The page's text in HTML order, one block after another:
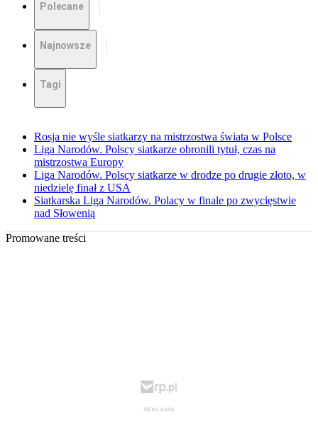
Polecane
Najnowsze
Tagi
Rosja nie wyśle siatkarzy na mistrzostwa świata w Polsce
Liga Narodów. Polscy siatkarze obronili tytuł, czas na
mistrzostwa Europy
Liga Narodów. Polscy siatkarze w drodze po drugie złoto, w
niedzielę finał z USA
Siatkarska Liga Narodów. Polacy w finale po zwycięstwie
nad Słowenią
Promowane treści